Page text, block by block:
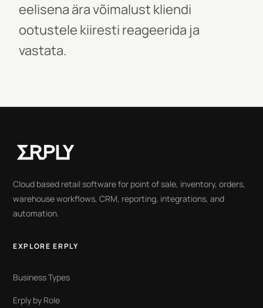
eelisena ära võimalust kliendi
ootustele kiiresti reageerida ja
vastata.
Cloud based retail software for point of sale, inventory, orders,
warehouse workflows, CRM, reporting, integrations, and
automation.
EXPLORE ERPLY
Business Types
Erply by Role